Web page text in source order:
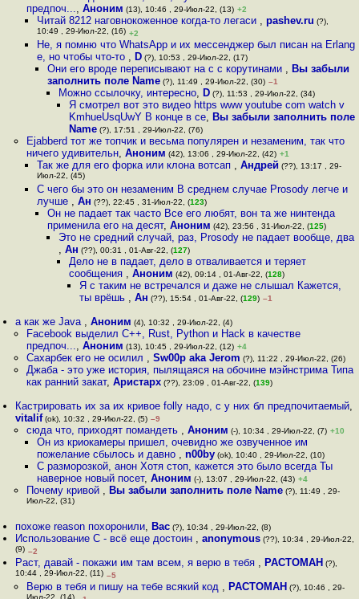
предпоч..., Аноним (13), 10:46 , 29-Июл-22, (13) +2
Читай 8212 наговнокоженное когда-то легаси , pashev.ru (?),
10:49 , 29-Июл-22, (16) +2
Не, я помню что WhatsApp и их мессенджер был писан на Erlang
е, но чтобы что-то , D(?), 10:53 , 29-Июл-22, (17)
Они его вроде переписывают на с с корутинами , Вы забыли
заполнить поле Name (?), 11:49 , 29-Июл-22, (30) –1
Можно ссылочку, интересно, D(?), 11:53 , 29-Июл-22, (34)
Я смотрел вот это видео https www youtube com watch v
KmhueUsqUwY В конце в се, Вы забыли заполнить поле
Name(?), 17:51 , 29-Июл-22, (76)
Ejabberd тот же топчик и весьма популярен и незаменим, так что
ничего удивительн, Аноним (42), 13:06 , 29-Июл-22, (42) +1
Так же для его форка или клона вотсап , Андрей (??), 13:17 , 29-
Июл-22, (45)
С чего бы это он незаменим В среднем случае Prosody легче и
лучше , Ан (??), 22:45 , 31-Июл-22, (123)
Он не падает так часто Все его любят, вон та же нинтенда
применила его на десят,Аноним (42), 23:56 , 31-Июл-22, (125)
Это не средний случай, раз, Prosody не падает вообще, два
, Ан (??), 00:31 , 01-Авг-22, (127)
Дело не в падает, дело в отваливается и теряет
сообщения , Аноним (42), 09:14 , 01-Авг-22, (128)
Я с таким не встречался и даже не слышал Кажется,
ты врёшь ,Ан (??), 15:54 , 01-Авг-22, (129) –1
а как же Java ,Аноним (4), 10:32 , 29-Июл-22, (4)
Facebook выделил C++, Rust, Python и Hack в качестве
предпоч..., Аноним (13), 10:45 , 29-Июл-22, (12) +4
Сахарбек его не осилил , Sw00p aka Jerom (?), 11:22 , 29-Июл-22, (26)
Джаба - это уже история, пылящаяся на обочине мэйнстрима Типа
как ранний закат, Аристарх(??), 23:09 , 01-Авг-22, (139)
Кастрировать их за их кривое folly надо, c у них бл предпочитаемый,
vitalif(ok), 10:32 , 29-Июл-22, (5) –9
сюда что, приходят помандеть , Аноним (-), 10:34 , 29-Июл-22, (7) +10
Он из криокамеры пришел, очевидно же озвученное им
пожелание сбылось и давно , n00by(ok), 10:40 , 29-Июл-22, (10)
С разморозкой, анон Хотя стоп, кажется это было всегда Ты
наверное новый посет, Аноним (-), 13:07 , 29-Июл-22, (43) +4
Почему кривой , Вы забыли заполнить поле Name(?), 11:49 , 29-
Июл-22, (31)
похоже reason похоронили, Вас (?), 10:34 , 29-Июл-22, (8)
Использование C - всё еще достоин ,anonymous (??), 10:34 , 29-Июл-22,
(9) –2
Раст, давай - покажи им там всем, я верю в тебя , РАСТОМАН (?),
10:44 , 29-Июл-22, (11) –5
Верю в тебя и пишу на тебе всякий код , РАСТОМАН (?), 10:46 , 29-